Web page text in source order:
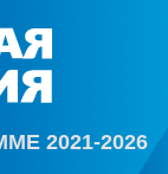
2021-2026